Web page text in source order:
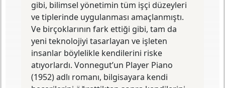
Modern Society: New Theories
of the Contemporary World,
Second Edition
Bu kitapta tartıştığımız kuramlar çokluk batı
toplumları üzerinde odaklanmıştır. Ama batı,
daha önce hiç olmadığı ölçüde, dünyanın
geri kalanının bir parçası olmuştur. Bu
gibi, bilimsel yönetimin tüm işçi düzeyleri
ve tiplerinde uygulanması amaçlanmıştı.
Ve birçoklarının fark ettiği gibi, tam da
yeni teknolojiyi tasarlayan ve işleten
insanlar böylelikle kendilerini riske
atıyorlardı. Vonnegut’un Player Piano
(1952) adlı romanı, bilgisayara kendi